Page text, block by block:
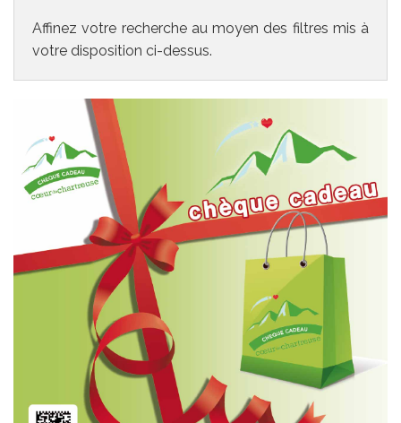
Affinez votre recherche au moyen des filtres mis à
votre disposition ci-dessus.